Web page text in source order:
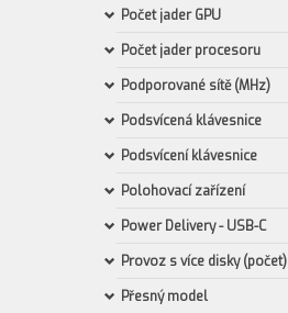
Počet jader GPU
Počet jader procesoru
Podporované sítě (MHz)
Podsvícená klávesnice
Podsvícení klávesnice
Polohovací zařízení
Power Delivery - USB-C
Provoz s více disky (počet)
Přesný model